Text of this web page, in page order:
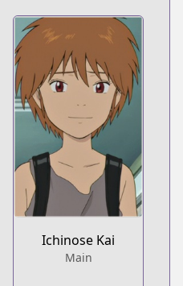
Ichinose Kai
Main